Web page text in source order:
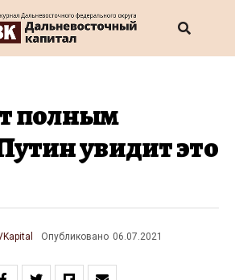
полным
увидит это
Опубликовано 06.07.2021